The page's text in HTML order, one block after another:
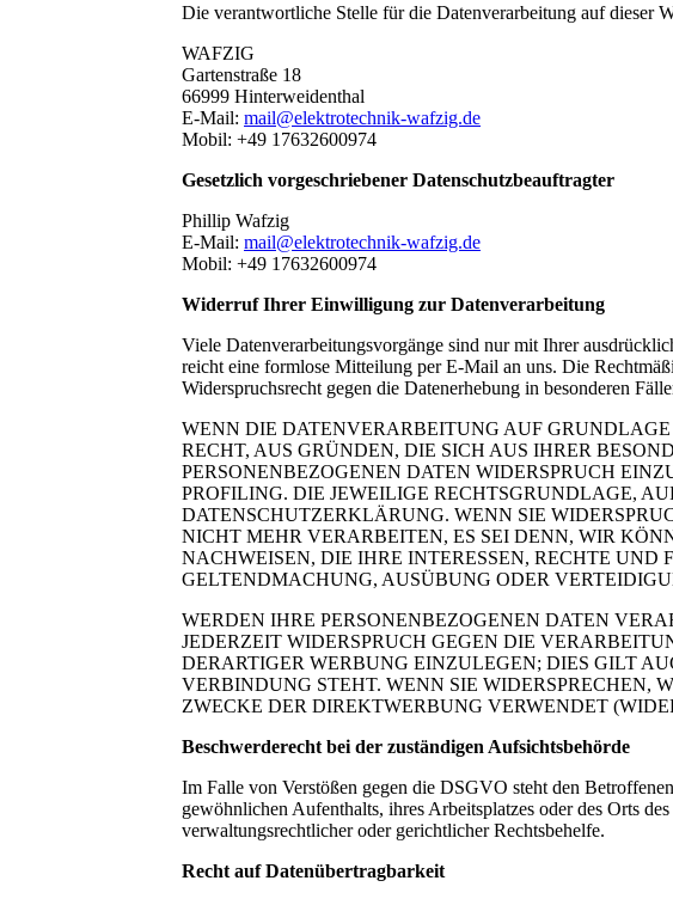
Die verantwortliche Stelle für die Datenverarbeitung auf dieser
WAFZIG
Gartenstraße 18
66999 Hinterweidenthal
E-Mail: mail@elektrotechnik-wafzig.de
Mobil: +49 17632600974
Gesetzlich vorgeschriebener Datenschutzbeauftragter
Phillip Wafzig
E-Mail: mail@elektrotechnik-wafzig.de
Mobil: +49 17632600974
Widerruf Ihrer Einwilligung zur Datenverarbeitung
Viele Datenverarbeitungsvorgänge sind nur mit Ihrer
reicht eine formlose Mitteilung per E-Mail an uns. Die
Widerspruchsrecht gegen die Datenerhebung in besonderen
WENN DIE DATENVERARBEITUNG AUF
RECHT, AUS GRÜNDEN, DIE SICH AUS IHRER
PERSONENBEZOGENEN DATEN WIDERSPRUCH
PROFILING. DIE JEWEILIGE RECHTSGRUNDLAGE,
DATENSCHUTZERKLÄRUNG. WENN SIE
NICHT MEHR VERARBEITEN, ES SEI DENN, WIR
NACHWEISEN, DIE IHRE INTERESSEN, RECHTE
GELTENDMACHUNG, AUSÜBUNG ODER
WERDEN IHRE PERSONENBEZOGENEN DATEN
JEDERZEIT WIDERSPRUCH GEGEN DIE
DERARTIGER WERBUNG EINZULEGEN; DIES GILT
VERBINDUNG STEHT. WENN SIE WIDERSPRECHEN,
ZWECKE DER DIREKTWERBUNG VERWENDET
Beschwerderecht bei der zuständigen Aufsichtsbehörde
Im Falle von Verstößen gegen die DSGVO steht den
gewöhnlichen Aufenthalts, ihres Arbeitsplatzes oder des Orts
verwaltungsrechtlicher oder gerichtlicher Rechtsbehelfe.
Recht auf Datenübertragbarkeit